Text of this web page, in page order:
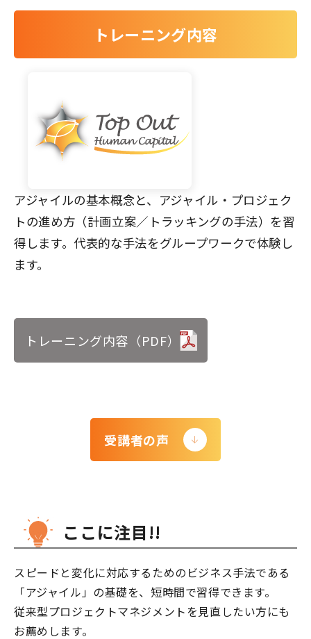
トレーニング内容
アジャイルの基本概念と、アジャイル・プロジェク
トの進め方（計画立案／トラッキングの手法）を習
得します。代表的な手法をグループワークで体験し
ます。
トレーニング内容（PDF）
受講者の声
ここに注目!!
スピードと変化に対応するためのビジネス手法である
「アジャイル」の基礎を、短時間で習得できます。
従来型プロジェクトマネジメントを見直したい方にも
お薦めします。